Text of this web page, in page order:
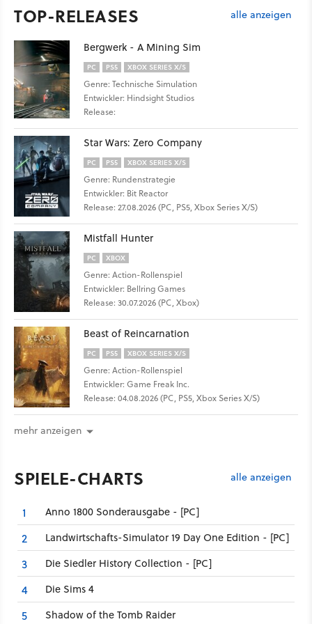
TOP-RELEASES alle anzeigen
Bergwerk - A Mining Sim
PC PS5 XBOX SERIES X/S
Genre: Technische Simulation
Entwickler: Hindsight Studios
Release:
Star Wars: Zero Company
PC PS5 XBOX SERIES X/S
Genre: Rundenstrategie
Entwickler: Bit Reactor
Release: 27.08.2026 (PC, PS5, Xbox Series X/S)
Mistfall Hunter
PC XBOX
Genre: Action-Rollenspiel
Entwickler: Bellring Games
Release: 30.07.2026 (PC, Xbox)
Beast of Reincarnation
PC PS5 XBOX SERIES X/S
Genre: Action-Rollenspiel
Entwickler: Game Freak Inc.
Release: 04.08.2026 (PC, PS5, Xbox Series X/S)
mehr anzeigen
SPIELE-CHARTS alle anzeigen
1 Anno 1800 Sonderausgabe - [PC]
2 Landwirtschafts-Simulator 19 Day One Edition - [PC]
3 Die Siedler History Collection - [PC]
4 Die Sims 4
5 Shadow of the Tomb Raider